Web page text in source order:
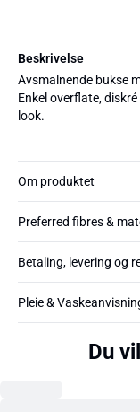
Beskrivelse
Avsmalnende bukse
Enkel overflate,
look.
Om produktet
Preferred fibres &
Betaling, levering og
Pleie &
Du